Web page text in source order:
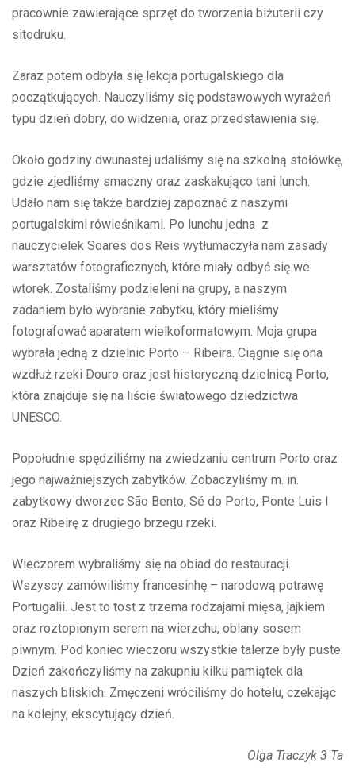
pracownie zawierające sprzęt do tworzenia biżuterii czy
sitodruku.
Zaraz potem odbyła się lekcja portugalskiego dla
początkujących. Nauczyliśmy się podstawowych wyrażeń
typu dzień dobry, do widzenia, oraz przedstawienia się.
Około godziny dwunastej udaliśmy się na szkolną stołówkę,
gdzie zjedliśmy smaczny oraz zaskakująco tani lunch.
Udało nam się także bardziej zapoznać z naszymi
portugalskimi rówieśnikami. Po lunchu jedna z
nauczycielek Soares dos Reis wytłumaczyła nam zasady
warsztatów fotograficznych, które miały odbyć się we
wtorek. Zostaliśmy podzieleni na grupy, a naszym
zadaniem było wybranie zabytku, który mieliśmy
fotografować aparatem wielkoformatowym. Moja grupa
wybrała jedną z dzielnic Porto – Ribeira. Ciągnie się ona
wzdłuż rzeki Douro oraz jest historyczną dzielnicą Porto,
która znajduje się na liście światowego dziedzictwa
UNESCO.
Popołudnie spędziliśmy na zwiedzaniu centrum Porto oraz
jego najważniejszych zabytków. Zobaczyliśmy m. in.
zabytkowy dworzec São Bento, Sé do Porto, Ponte Luis I
oraz Ribeirę z drugiego brzegu rzeki.
Wieczorem wybraliśmy się na obiad do restauracji.
Wszyscy zamówiliśmy francesinhę – narodową potrawę
Portugalii. Jest to tost z trzema rodzajami mięsa, jajkiem
oraz roztopionym serem na wierzchu, oblany sosem
piwnym. Pod koniec wieczoru wszystkie talerze były puste.
Dzień zakończyliśmy na zakupniu kilku pamiątek dla
naszych bliskich. Zmęczeni wróciliśmy do hotelu, czekając
na kolejny, ekscytujący dzień.
Olga Traczyk 3 Ta